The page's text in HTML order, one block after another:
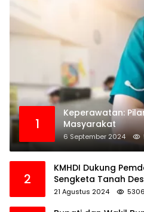
1
Keperawatan:
Masyarakat
6 September 2024
2
KMHDI Dukung
Sengketa Tanah
21 Agustus 2024